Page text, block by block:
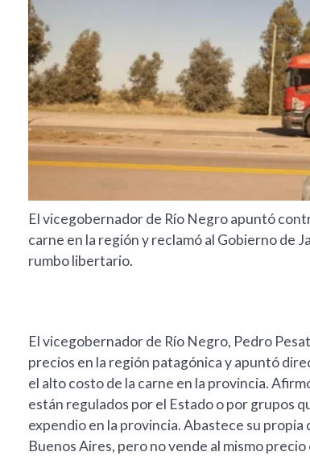
El vicegobernador de Río Negro apuntó
carne en la región y reclamó al Gobierno de
rumbo libertario.
El vicegobernador de Río Negro, Pedro
precios en la región patagónica y apuntó
el alto costo de la carne en la provincia.
están regulados por el Estado o por grupos
expendio en la provincia. Abastece su
Buenos Aires, pero no vende al mismo